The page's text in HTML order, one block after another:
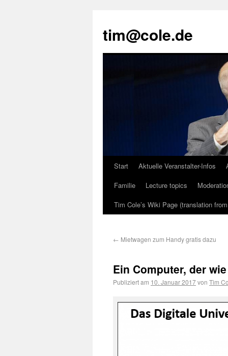
tim@cole.de
Start Aktuelle Veranstalter-Infos
Familie
Lecture topics
Tim Cole’s Wiki Page (translation
← Mietwagen zum Handy gratis dazu
Ein Computer, der
Publiziert am 10. Januar 2017von Tim